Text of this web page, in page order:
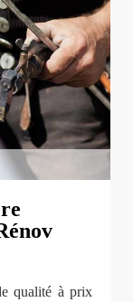
qualité à prix